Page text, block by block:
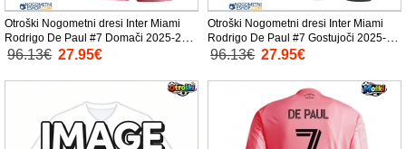
Otroški Nogometni dresi Inter Miami
Rodrigo De Paul #7 Domači 2025-26
Kratek Rokav (+ Kratke hlače)
96.13€ 27.95€
Otroški Nogometni dresi Inter Miami
Rodrigo De Paul #7 Gostujoči 2025-26
Kratek Rokav (+ Kratke hlače)
96.13€ 27.95€